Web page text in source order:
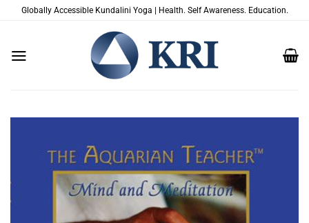
ZumGlobally Accessible Kundalini Yoga | Health. Self Awareness. Education.